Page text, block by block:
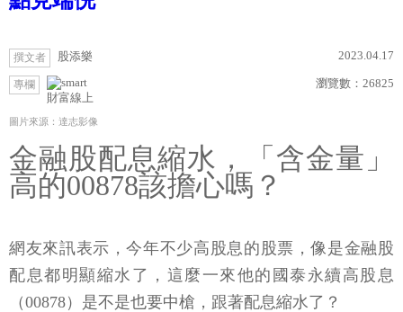
撰文者 股添樂 2023.04.17
專欄
財富線上
瀏覽數： 26825
圖片來源：達志影像
金融股配息縮水，「含金量」
高的00878該擔心嗎？
網友來訊表示，今年不少高股息的股票，像是金融股
配息都明顯縮水了，這麼一來他的國泰永續高股息
（00878）是不是也要中槍，跟著配息縮水了？